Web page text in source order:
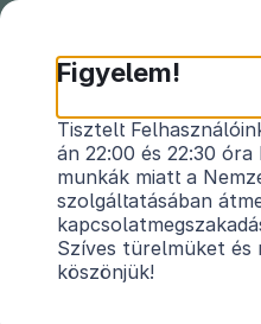
Cikó Község
Képviselő-
(II.21.)
Cikó Község
testületének 3/
rendelete az
Figyelem!
Tisztelt
án 22:00 és 22:30
munkák miatt a
szolgáltatásában
Szíves türelmüket és
köszönjük!